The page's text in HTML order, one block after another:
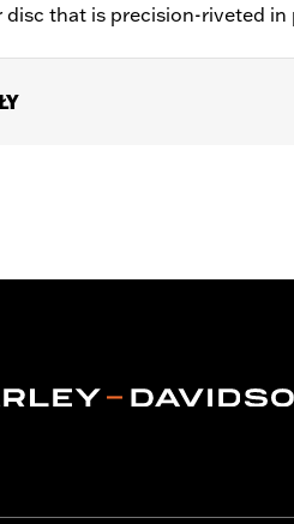
disc that is precision-riveted in
Each